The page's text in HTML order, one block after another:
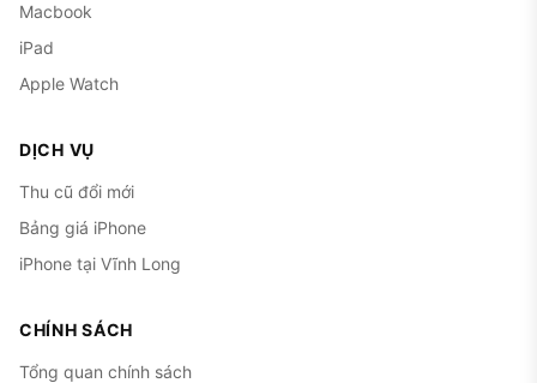
Macbook
iPad
Apple Watch
DỊCH VỤ
Thu cũ đổi mới
Bảng giá iPhone
iPhone tại Vĩnh Long
CHÍNH SÁCH
Tổng quan chính sách